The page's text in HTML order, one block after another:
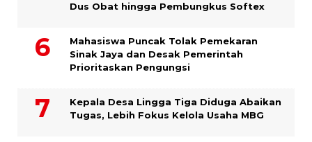
Dus Obat hingga Pembungkus Softex
Mahasiswa Puncak Tolak Pemekaran
Sinak Jaya dan Desak Pemerintah
Prioritaskan Pengungsi
Kepala Desa Lingga Tiga Diduga Abaikan
Tugas, Lebih Fokus Kelola Usaha MBG